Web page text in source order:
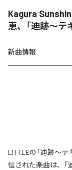
Kagura
恵、「迪跡〜テ
新曲情報
LITTLEの「迪跡〜
信された楽曲は、「